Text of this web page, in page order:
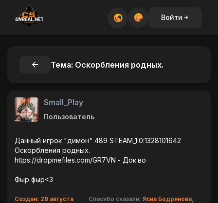
Войти
Тема: Оскорбления родных.
Small_Play
Пользователь
Данный игрок "димон" 489 STEAM_1:0:1328101642
Оскорбления родных.
https://dropmefiles.com/GR7VN - Док.во
Фыр фыр<3
Создан: 26 августа
Спасибо сказали: Ясиа Бодрянова,